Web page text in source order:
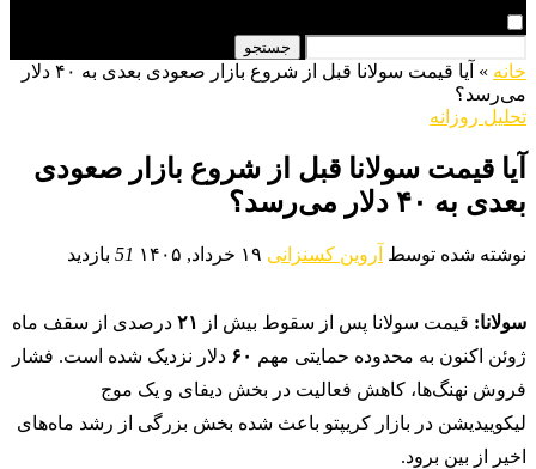
جستجو
خانه »
آیا قیمت سولانا قبل از شروع بازار صعودی بعدی به ۴۰ دلار
می‌رسد؟
تحلیل روزانه
آیا قیمت سولانا قبل از شروع بازار صعودی
بعدی به ۴۰ دلار می‌رسد؟
نوشته شده توسط آروین کسنزانی ۱۹ خرداد, ۱۴۰۵ 51 بازدید
سولانا: قیمت سولانا پس از سقوط بیش از ۲۱ درصدی از سقف ماه
ژوئن اکنون به محدوده حمایتی مهم ۶۰ دلار نزدیک شده است. فشار
فروش نهنگ‌ها، کاهش فعالیت در بخش دیفای و یک موج
لیکوییدیشن در بازار کریپتو باعث شده بخش بزرگی از رشد ماه‌های
اخیر از بین برود.